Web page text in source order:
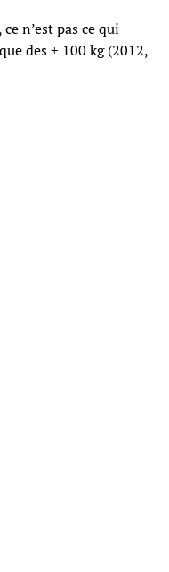
n’est pas ce qui
des + 100 kg (2012,